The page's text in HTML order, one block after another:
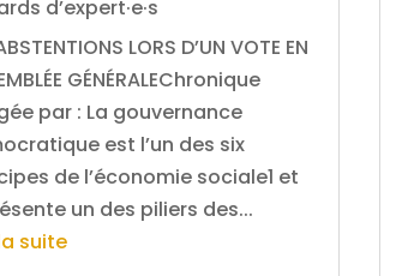
d’expert·e·s
LORS D’UN VOTE EN
GÉNÉRALEChronique
par : La gouvernance
est l’un des six
de l’économie sociale1 et
un des piliers des...
suite